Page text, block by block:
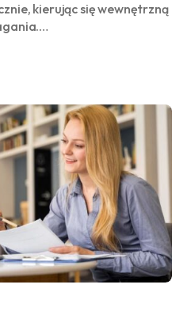
kierując się wewnętrzną